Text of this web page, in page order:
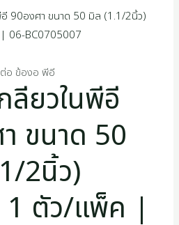
อ ข้องอ พีอี
ลียวในพีอี
ขนาด 50
2นิ้ว)
1 ตัว/แพ็ค |